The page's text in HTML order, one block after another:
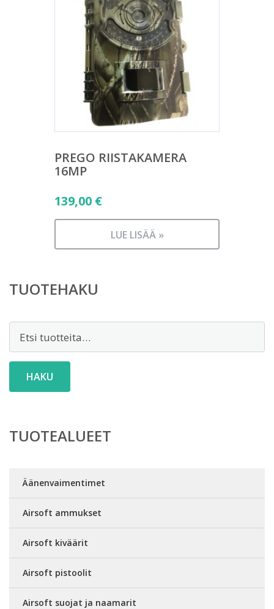
PREGO RIISTAKAMERA
16MP
139,00 €
LUE LISÄÄ »
TUOTEHAKU
HAKU
TUOTEALUEET
Äänenvaimentimet
Airsoft ammukset
Airsoft kiväärit
Airsoft pistoolit
Airsoft suojat ja naamarit